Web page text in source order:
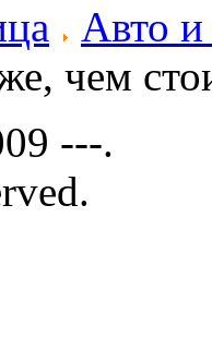
Авто
чем
---.